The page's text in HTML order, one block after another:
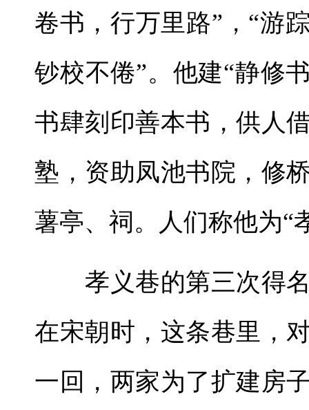
卷书，行万里路”，“游
钞校不倦”。他建“静修
书肆刻印善本书，供人
塾，资助凤池书院，修
薯亭、祠。人们称他为“
孝义巷的第三次得名
在宋朝时，这条巷里，
一回，两家为了扩建房